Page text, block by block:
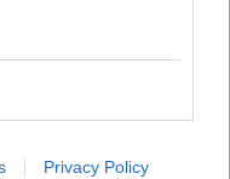
Privacy Policy